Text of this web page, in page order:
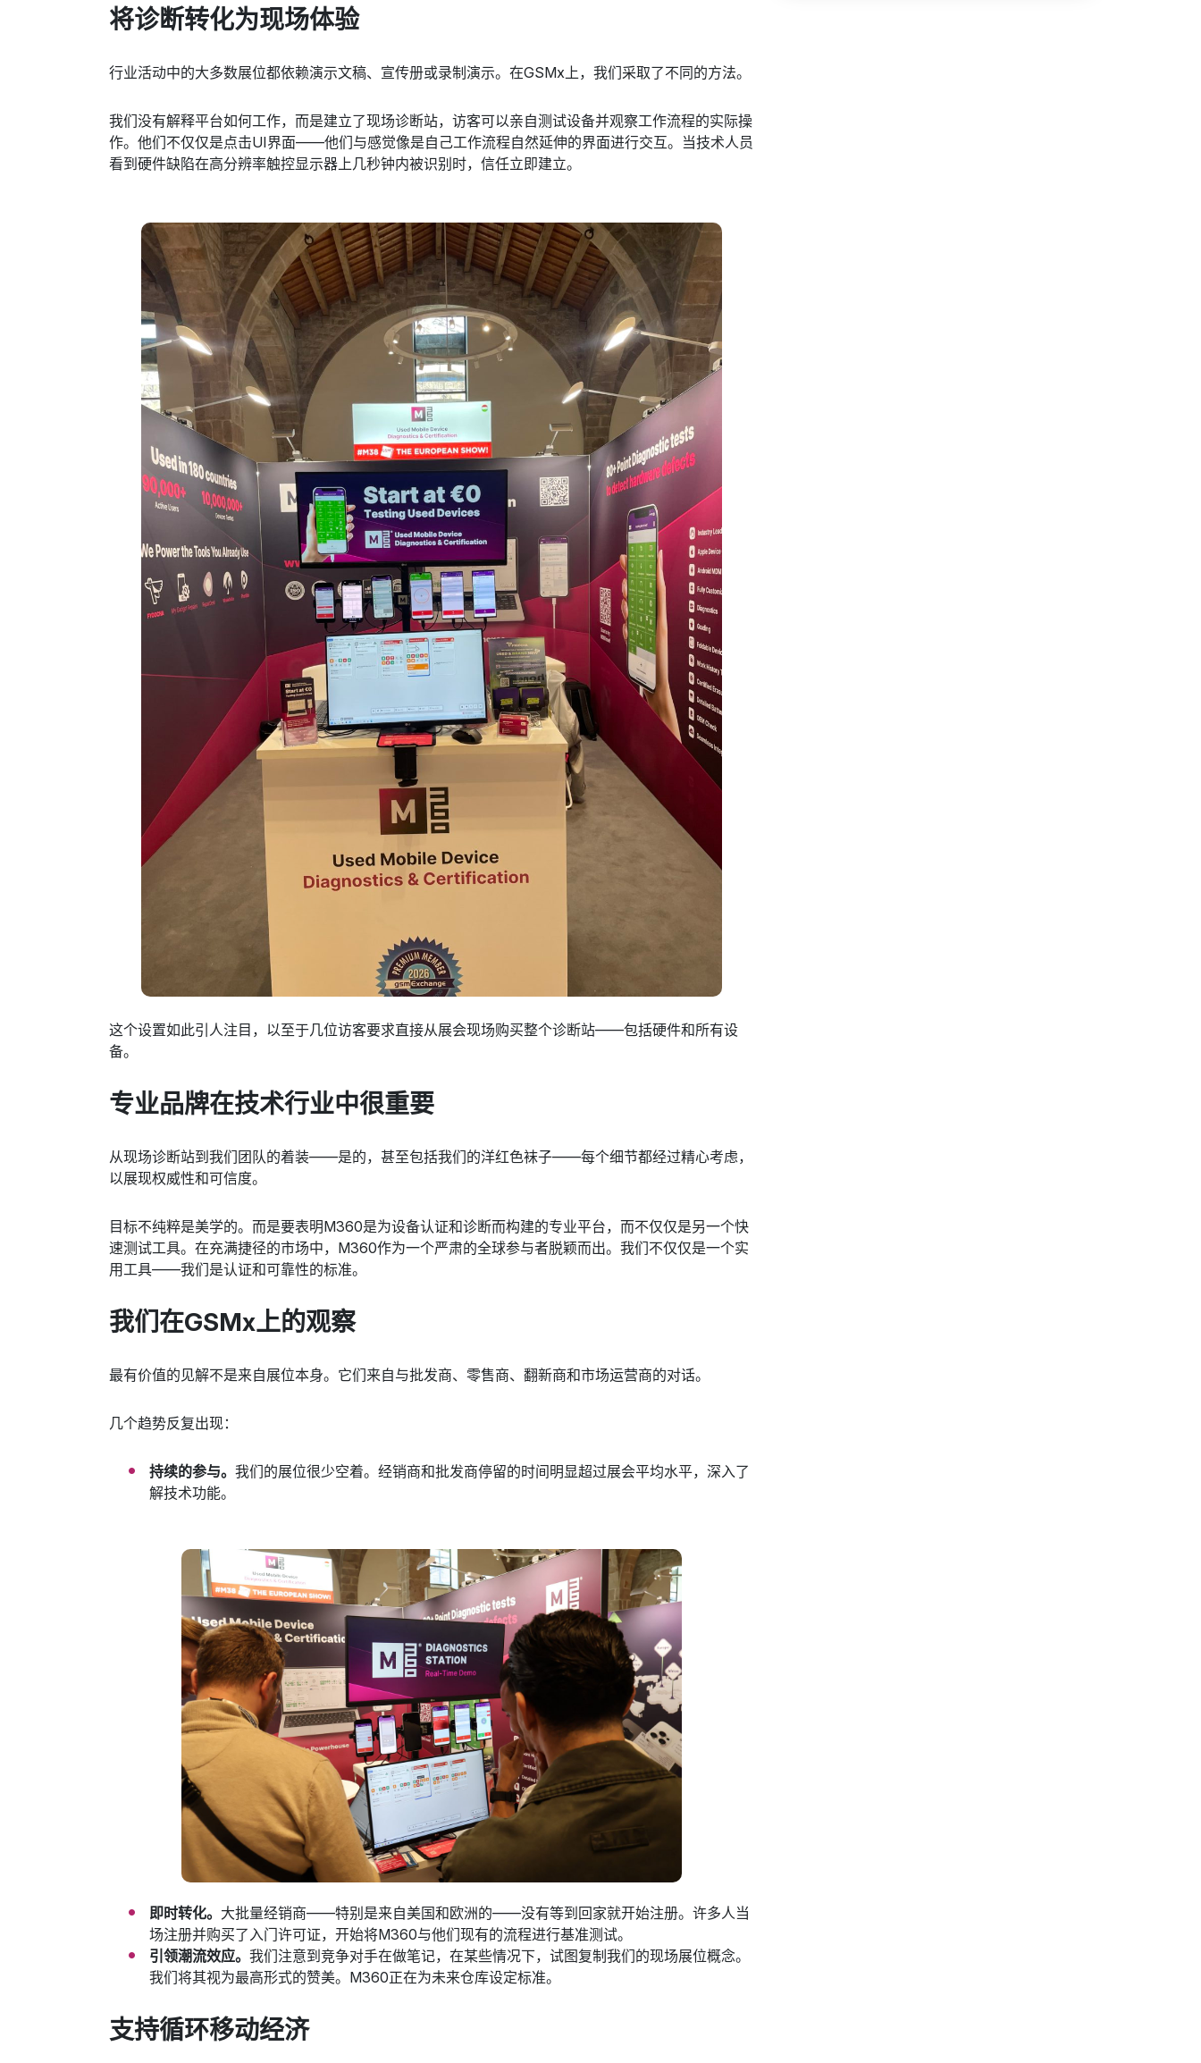
将诊断转化为现场体验
行业活动中的大多数展位都依赖演示文稿、宣传册或录制演示。在GSMx上，我们采取了不同的方法。
我们没有解释平台如何工作，而是建立了现场诊断站，访客可以亲自测试设备并观察工作流程的实际操
作。他们不仅仅是点击UI界面——他们与感觉像是自己工作流程自然延伸的界面进行交互。当技术人员
看到硬件缺陷在高分辨率触控显示器上几秒钟内被识别时，信任立即建立。
这个设置如此引人注目，以至于几位访客要求直接从展会现场购买整个诊断站——包括硬件和所有设
备。
专业品牌在技术行业中很重要
从现场诊断站到我们团队的着装——是的，甚至包括我们的洋红色袜子——每个细节都经过精心考虑，
以展现权威性和可信度。
目标不纯粹是美学的。而是要表明M360是为设备认证和诊断而构建的专业平台，而不仅仅是另一个快
速测试工具。在充满捷径的市场中，M360作为一个严肃的全球参与者脱颖而出。我们不仅仅是一个实
用工具——我们是认证和可靠性的标准。
我们在GSMx上的观察
最有价值的见解不是来自展位本身。它们来自与批发商、零售商、翻新商和市场运营商的对话。
几个趋势反复出现：
持续的参与。 我们的展位很少空着。经销商和批发商停留的时间明显超过展会平均水平，深入了
解技术功能。
即时转化。 大批量经销商——特别是来自美国和欧洲的——没有等到回家就开始注册。许多人当
场注册并购买了入门许可证，开始将M360与他们现有的流程进行基准测试。
引领潮流效应。 我们注意到竞争对手在做笔记，在某些情况下，试图复制我们的现场展位概念。
我们将其视为最高形式的赞美。M360正在为未来仓库设定标准。
支持循环移动经济